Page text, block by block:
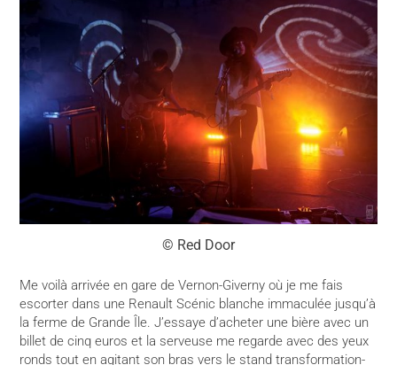
© Red Door
Me voilà arrivée en gare de Vernon-Giverny où je me fais
escorter dans une Renault Scénic blanche immaculée jusqu’à
la ferme de Grande Île. J’essaye d’acheter une bière avec un
billet de cinq euros et la serveuse me regarde avec des yeux
ronds tout en agitant son bras vers le stand transformation-